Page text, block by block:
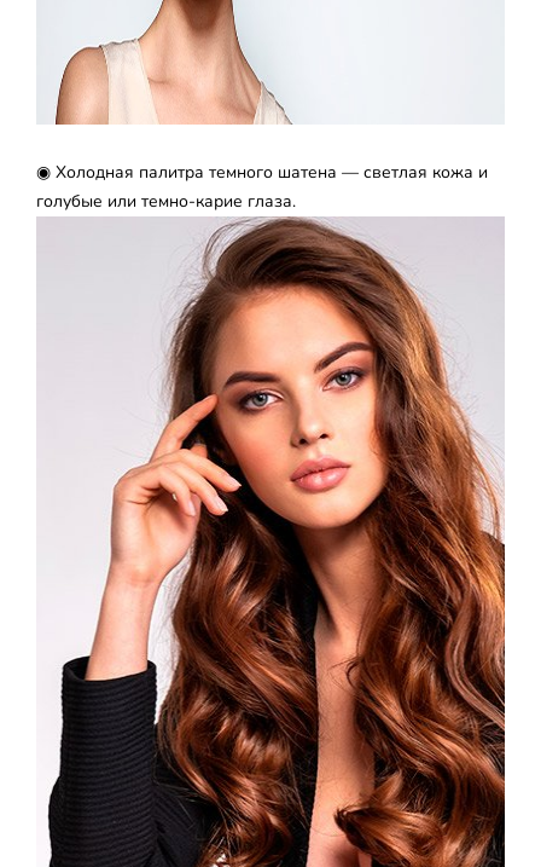
◉ Холодная палитра темного шатена — светлая кожа и
голубые или темно-карие глаза.